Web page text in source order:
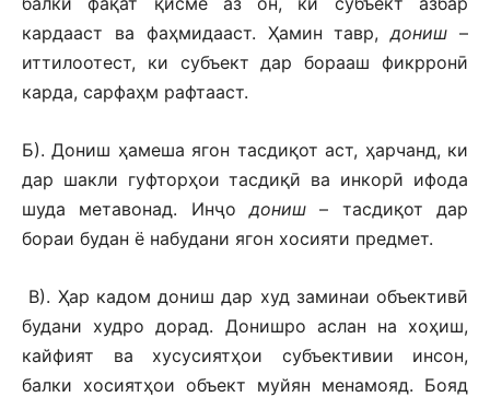
кардааст ва фаҳмидааст. Ҳамин тавр,дониш –
иттилоотест, ки субъект дар борааш фикрронӣ
карда, сарфаҳм рафтааст.
Б). Дониш ҳамеша ягон тасдиқот аст, ҳарчанд, ки
дар шакли гуфторҳои тасдиқӣ ва инкорӣ ифода
шуда метавонад. Инҷодониш – тасдиқот дар
бораи будан ё набудани ягон хосияти предмет.
В). Ҳар кадом дониш дар худ заминаи объективӣ
будани худро дорад. Донишро аслан на хоҳиш,
кайфият ва хусусиятҳои субъективии инсон,
балки хосиятҳои объект муйян менамояд. Бояд